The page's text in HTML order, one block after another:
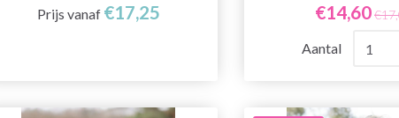
Prijs vanaf €17,25 €14,60
Aantal